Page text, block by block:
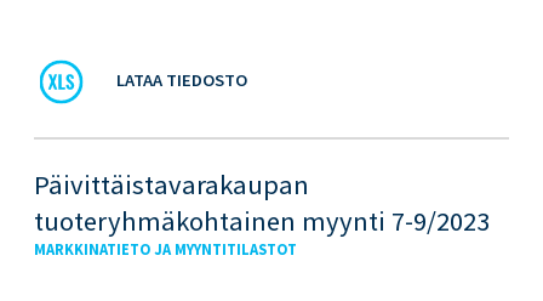
LATAA TIEDOSTO
Päivittäistavarakaupan
tuoteryhmäkohtainen myynti 7-9/2023
MARKKINATIETO JA MYYNTITILASTOT